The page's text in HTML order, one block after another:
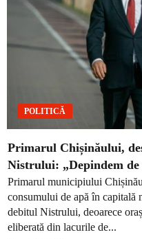
POLITICĂ
Primarul Chișinăului,
Nistrului: „Depindem
Primarul municipiului
consumului de apă în capitală
debitul Nistrului, deoarece
eliberată din lacurile de...